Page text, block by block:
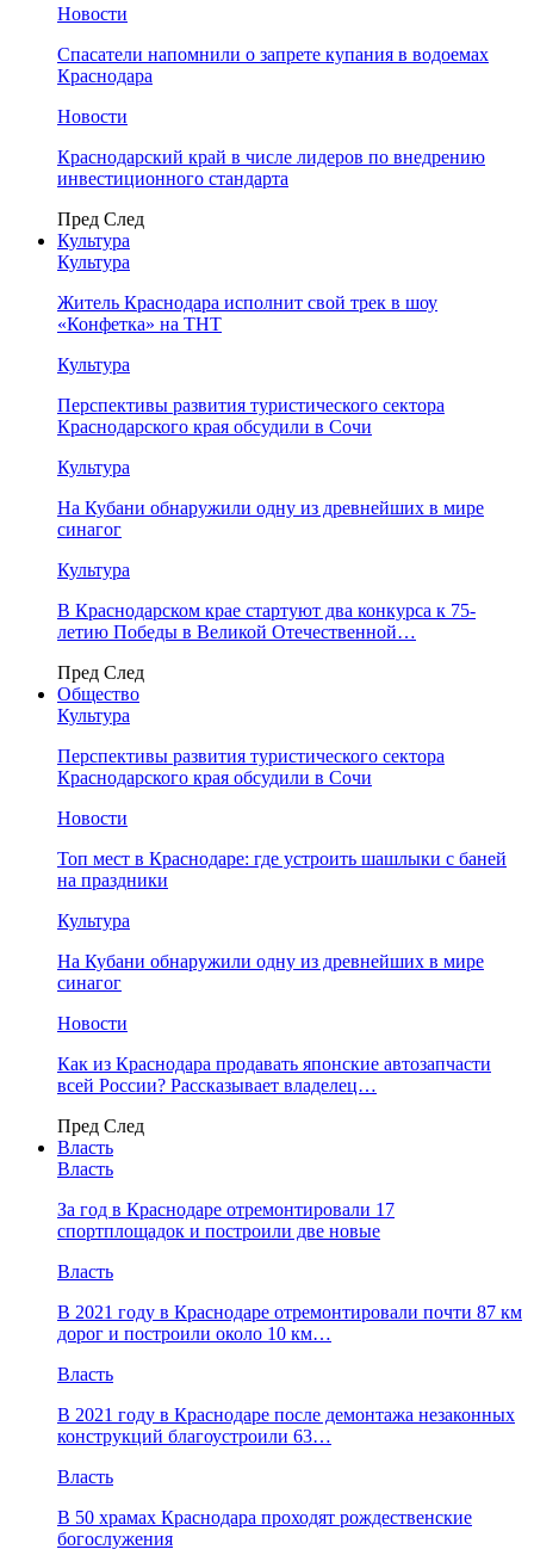
Новости
Спасатели напомнили о запрете купания в водоемах
Краснодара
Новости
Краснодарский край в числе лидеров по внедрению
инвестиционного стандарта
Пред След
Культура
Культура
Житель Краснодара исполнит свой трек в шоу
«Конфетка» на ТНТ
Культура
Перспективы развития туристического сектора
Краснодарского края обсудили в Сочи
Культура
На Кубани обнаружили одну из древнейших в мире
синагог
Культура
В Краснодарском крае стартуют два конкурса к 75-
летию Победы в Великой Отечественной…
Пред След
Общество
Культура
Перспективы развития туристического сектора
Краснодарского края обсудили в Сочи
Новости
Топ мест в Краснодаре: где устроить шашлыки с баней
на праздники
Культура
На Кубани обнаружили одну из древнейших в мире
синагог
Новости
Как из Краснодара продавать японские автозапчасти
всей России? Рассказывает владелец…
Пред След
Власть
Власть
За год в Краснодаре отремонтировали 17
спортплощадок и построили две новые
Власть
В 2021 году в Краснодаре отремонтировали почти 87 км
дорог и построили около 10 км…
Власть
В 2021 году в Краснодаре после демонтажа незаконных
конструкций благоустроили 63…
Власть
В 50 храмах Краснодара проходят рождественские
богослужения